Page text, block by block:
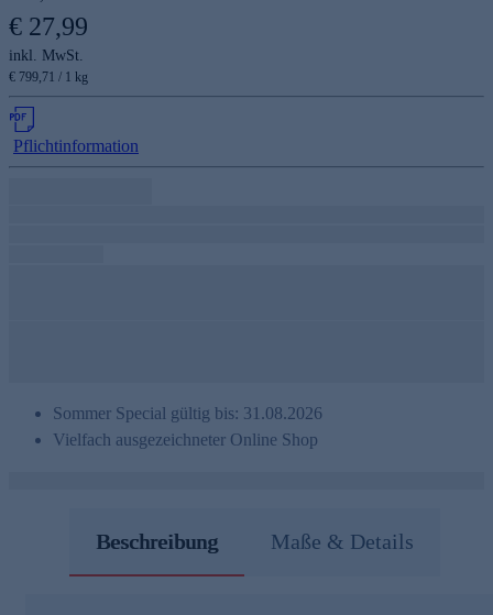
€ 27,99
inkl. MwSt.
€ 799,71 / 1 kg
Pflichtinformation
Sommer Special gültig bis: 31.08.2026
Vielfach ausgezeichneter Online Shop
Beschreibung Maße & Details